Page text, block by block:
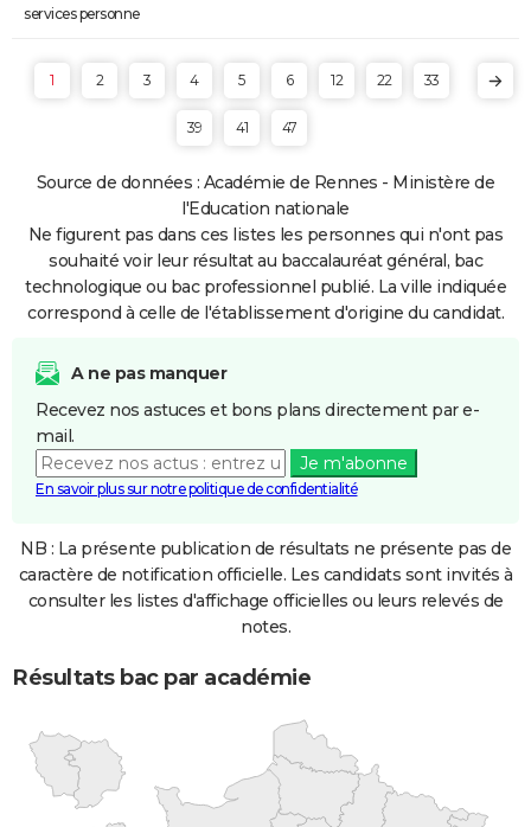
services personne
1 2 3 4 5 6 12 22 33
39 41 47
Source de données : Académie de Rennes - Ministère de
l'Education nationale
Ne figurent pas dans ces listes les personnes qui n'ont pas
souhaité voir leur résultat au baccalauréat général, bac
technologique ou bac professionnel publié. La ville indiquée
correspond à celle de l'établissement d'origine du candidat.
A ne pas manquer
Recevez nos astuces et bons plans directement par e-
mail.
Je m'abonne
En savoir plus sur notre politique de confidentialité
NB : La présente publication de résultats ne présente pas de
caractère de notification officielle. Les candidats sont invités à
consulter les listes d'affichage officielles ou leurs relevés de
notes.
Résultats bac par académie